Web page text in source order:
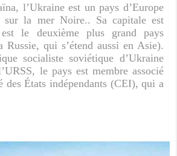
l’Ukraine est un pays d’Europe
sur la mer Noire.. Sa capitale est
le deuxième plus grand pays
Russie, qui s’étend aussi en Asie).
socialiste soviétique d’Ukraine
le pays est membre associé
des États indépendants (CEI), qui a